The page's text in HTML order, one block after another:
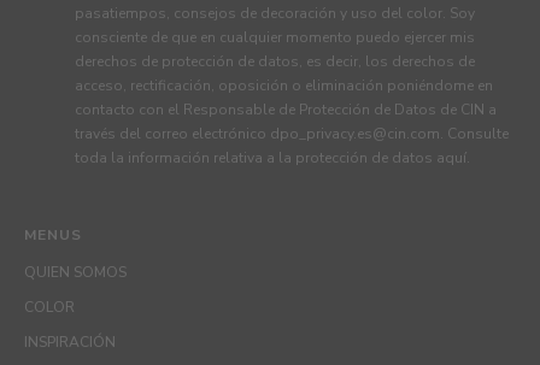
MENUS
QUIEN SOMOS
COLOR
INSPIRACIÓN
pasatiempos, consejos de decoración y uso del color. Soy
consciente de que en cualquier momento puedo ejercer mis
derechos de protección de datos, es decir, los derechos de
acceso, rectificación, oposición o eliminación poniéndome en
contacto con el Responsable de Protección de Datos de CIN a
través del correo electrónico dpo_privacy.es@cin.com. Consulte
toda la información relativa a la protección de datos aquí.